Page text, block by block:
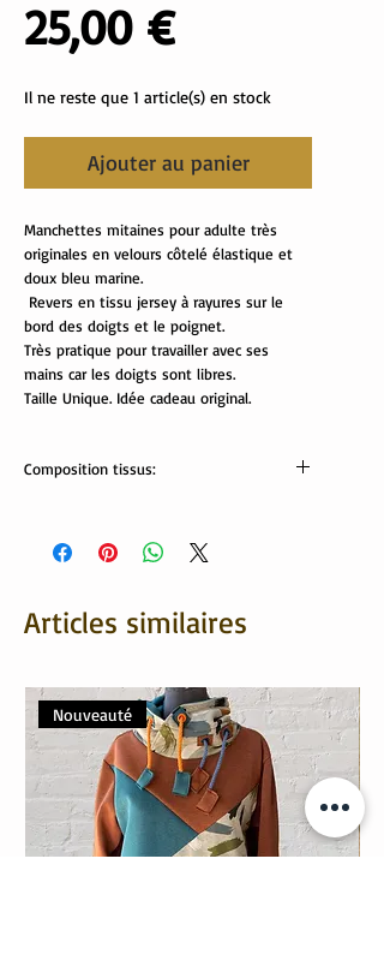
25,00 €Prix
Il ne reste que 1 article(s) en stock
Ajouter au panier
Manchettes mitaines pour adulte très
originales en velours côtelé élastique et
doux bleu marine.
Revers en tissu jersey à rayures sur le
bord des doigts et le poignet.
Très pratique pour travailler avec ses
mains car les doigts sont libres.
Taille Unique. Idée cadeau original.
Composition tissus:
Revers: 95% coton, 5% élasthanne
Articles similaires
Nouveauté